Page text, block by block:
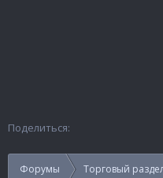
Поделиться:
Форумы Торговый